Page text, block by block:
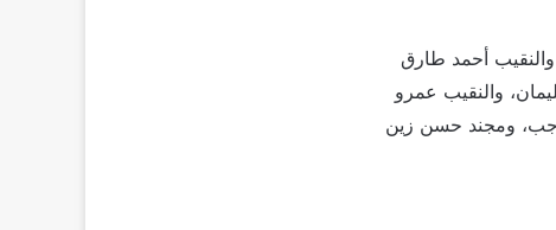
والنقيب أحمد طارق
والنقيب عمرو
ومجند حسن زين